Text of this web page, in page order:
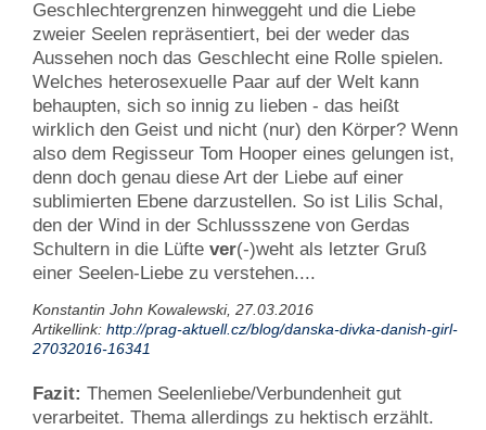
Geschlechtergrenzen hinweggeht und die Liebe
zweier Seelen repräsentiert, bei der weder das
Aussehen noch das Geschlecht eine Rolle spielen.
Welches heterosexuelle Paar auf der Welt kann
behaupten, sich so innig zu lieben - das heißt
wirklich den Geist und nicht (nur) den Körper? Wenn
also dem Regisseur Tom Hooper eines gelungen ist,
denn doch genau diese Art der Liebe auf einer
sublimierten Ebene darzustellen. So ist Lilis Schal,
den der Wind in der Schlussszene von Gerdas
Schultern in die Lüfte ver(-)weht als letzter Gruß
einer Seelen-Liebe zu verstehen....
Konstantin John Kowalewski, 27.03.2016
Artikellink: http://prag-aktuell.cz/blog/danska-divka-danish-girl-
27032016-16341
Fazit: Themen Seelenliebe/Verbundenheit gut
verarbeitet. Thema allerdings zu hektisch erzählt.